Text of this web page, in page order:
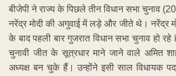
बीजेपी ने राज्य के पिछले तीन विधान सभा चुनाव
नरेंद्र मोदी की अगुवाई में लड़े और जीते थे। नरेंद्र
के बाद पहली बार गुजरात विधान सभा चुनाव हो
चुनावी जीत के सूत्रधार माने जाने वाले अमित
अध्यक्ष बन चुके हैं। उन्होंने इसी साल विधायक